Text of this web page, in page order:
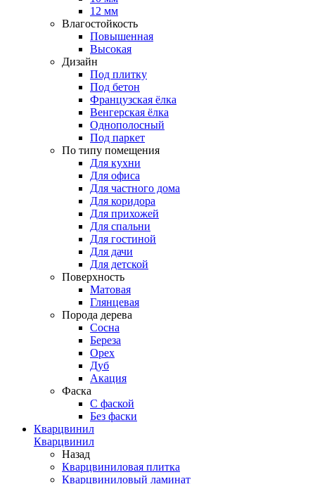
12 мм
Влагостойкость
Повышенная
Высокая
Дизайн
Под плитку
Под бетон
Французская ёлка
Венгерская ёлка
Однополосный
Под паркет
По типу помещения
Для кухни
Для офиса
Для частного дома
Для коридора
Для прихожей
Для спальни
Для гостиной
Для дачи
Для детской
Поверхность
Матовая
Глянцевая
Порода дерева
Сосна
Береза
Орех
Дуб
Акация
Фаска
С фаской
Без фаски
Кварцвинил
Кварцвинил
Назад
Кварцвиниловая плитка
Кварцвиниловый ламинат